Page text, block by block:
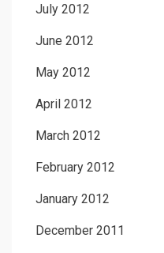
July 2012
June 2012
May 2012
April 2012
March 2012
February 2012
January 2012
December 2011